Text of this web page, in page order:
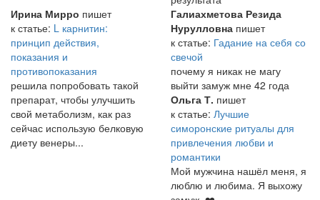
Ирина Мирро пишет
к статье: L карнитин:
принцип действия,
показания и
противопоказания
решила попробовать такой
препарат, чтобы улучшить
свой метаболизм, как раз
сейчас использую белковую
диету венеры...
Галиахметова Резида
Нурулловна пишет
к статье: Гадание на себя со
свечой
почему я никак не магу
выйти замуж мне 42 года
Ольга Т. пишет
к статье: Лучшие
симоронские ритуалы для
привлечения любви и
романтики
Мой мужчина нашёл меня, я
люблю и любима. Я выхожу